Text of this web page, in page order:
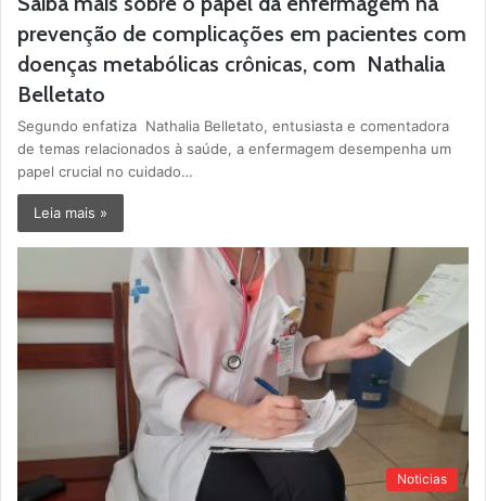
prevenção de complicações em pacientes com
doenças metabólicas crônicas, com Nathalia
Belletato
Segundo enfatiza Nathalia Belletato, entusiasta e comentadora
de temas relacionados à saúde, a enfermagem desempenha um
papel crucial no cuidado…
Leia mais »
Noticias